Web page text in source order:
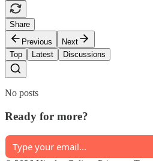
Share
Previous
Next
Top
Latest Discussions
No posts
Ready for more?